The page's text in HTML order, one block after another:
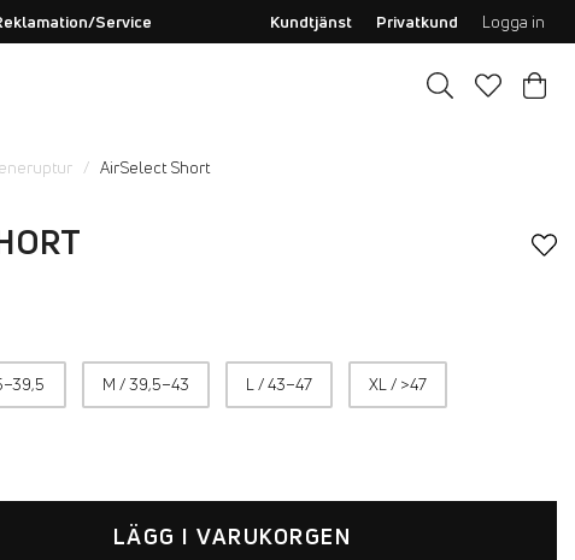
Service Kundtjänst Privatkund Logga in
AirSelect Short
M / 39,5–43 L / 43–47 XL / >47
LÄGG I VARUKORGEN